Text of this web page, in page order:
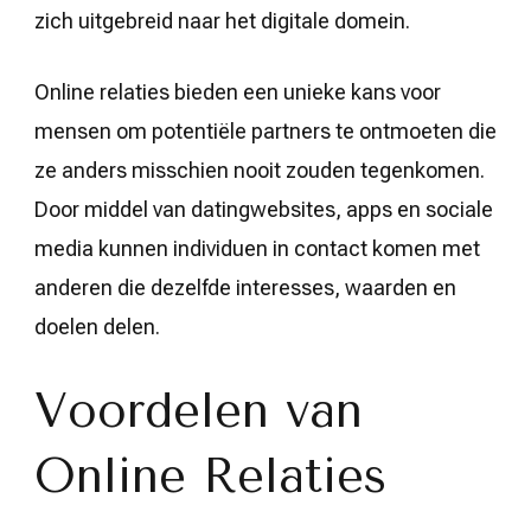
zich uitgebreid naar het digitale domein.
Online relaties bieden een unieke kans voor
mensen om potentiële partners te ontmoeten die
ze anders misschien nooit zouden tegenkomen.
Door middel van datingwebsites, apps en sociale
media kunnen individuen in contact komen met
anderen die dezelfde interesses, waarden en
doelen delen.
Voordelen van
Online Relaties